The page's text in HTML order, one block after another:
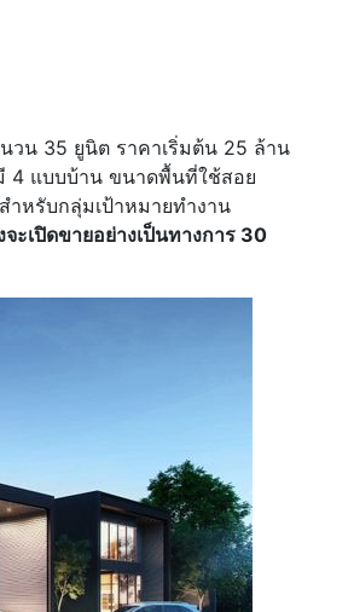
วน 35 ยูนิต ราคาเริ่มต้น 25 ล้าน
4 แบบบ้าน ขนาดพื้นที่ใช้สอย
ำหรับกลุ่มเป้าหมายทำงาน
จะเปิดขายอย่างเป็นทางการ 30